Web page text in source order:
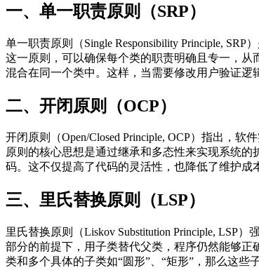
一、单一职责原则（SRP）
单一职责原则（Single Responsibility Principle,
这一原则，可以确保每个类的职责明确且专一，从
混合在同一个类中。这样，当需要修改用户验证逻
二、开闭原则（OCP）
开闭原则（Open/Closed Principle, OCP）指出，
原则的核心思想是通过继承和多态性来实现系统
码。这不仅提高了代码的灵活性，也降低了维护成
三、里氏替换原则（LSP）
里氏替换原则（Liskov Substitution Principle, LSP
部分的前提下，用子类替代父类，程序仍然能够
类和多个具体的子类如“圆形”、“矩形”，那么这些